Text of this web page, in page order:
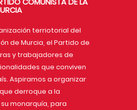
terriotorial del
de Murcia, el Partido de
y trabajadores de
que conviven
Aspiramos a organizar
derroque a la
monarquía, para